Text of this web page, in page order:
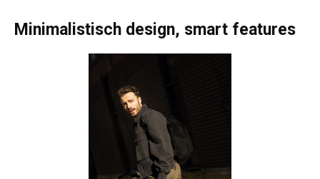
Minimalistisch design, smart features